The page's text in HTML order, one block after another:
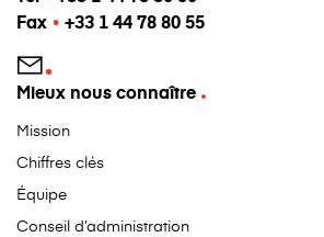
Fax • +33 1 44 78 80 55
Mieux nous connaître
Mission
Chiffres clés
Équipe
Conseil d’administration